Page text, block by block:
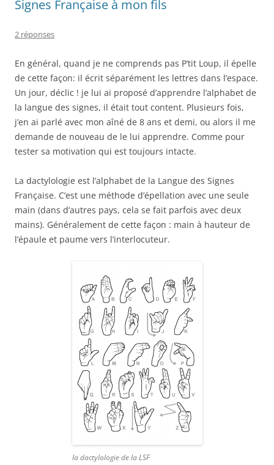
Signes Française à mon fils
2 réponses
En général, quand je ne comprends pas P’tit Loup, il épelle
de cette façon: il écrit séparément les lettres dans l’espace.
Un jour, déclic ! je lui ai proposé d’apprendre l’alphabet de
la langue des signes, il était tout content. Plusieurs fois,
j’en ai parlé avec mon aîné de 8 ans et demi, ou alors il me
demande de nouveau de le lui apprendre. Comme pour
tester sa motivation qui est toujours intacte.
La dactylologie est l’alphabet de la Langue des Signes
Française. C’est une méthode d’épellation avec une seule
main (dans d’autres pays, cela se fait parfois avec deux
mains). Généralement de cette façon : main à hauteur de
l’épaule et paume vers l’interlocuteur.
la dactylologie de la LSF